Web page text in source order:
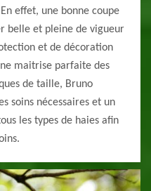
effet, une bonne coupe
belle et pleine de vigueur
et de décoration
maitrise parfaite des
de taille, Bruno
soins nécessaires et un
les types de haies afin